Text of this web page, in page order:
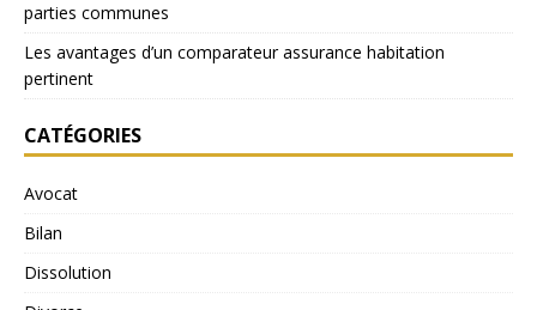
parties communes
Les avantages d’un comparateur assurance habitation
pertinent
CATÉGORIES
Avocat
Bilan
Dissolution